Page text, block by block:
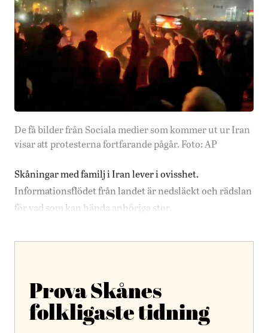
De få bilder från Sociala medier som kommer ut ur Iran
visar att protesterna fortfarande pågår. Foto: AP
Skåningar med familj i Iran lever i ovisshet.
Informationsflödet från landet är nedsläckt och rädslan
för vad som kan hända anhöriga stor.
Prova Skånes
folkligaste tidning